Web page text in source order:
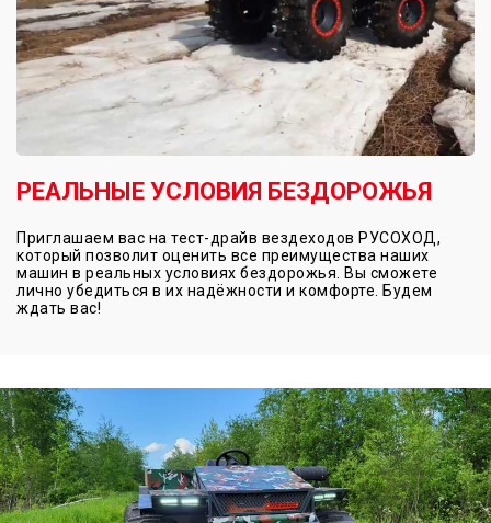
РЕАЛЬНЫЕ УСЛОВИЯ БЕЗДОРОЖЬЯ
Приглашаем вас на тест-драйв вездеходов РУСОХОД,
который позволит оценить все преимущества наших
машин в реальных условиях бездорожья. Вы сможете
лично убедиться в их надёжности и комфорте. Будем
ждать вас!